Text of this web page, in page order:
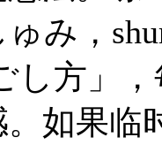
ゅみ，
し方」
如果临